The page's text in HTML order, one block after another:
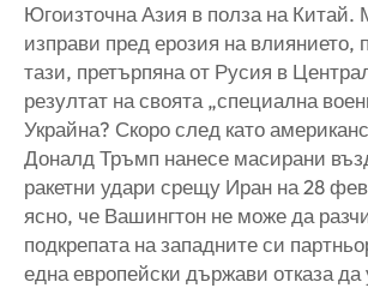
Югоизточна Азия в полза на Китай.
изправи пред ерозия на влиянието,
тази, претърпяна от Русия в
резултат на своята „специална
Украйна? Скоро след като
Доналд Тръмп нанесе масирани
ракетни удари срещу Иран на 28
ясно, че Вашингтон не може да
подкрепата на западните си
една европейски държави отказа да